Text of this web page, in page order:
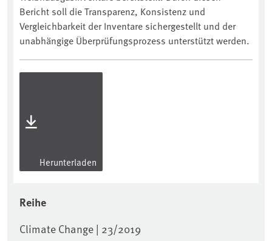
Bericht soll die Transparenz, Konsistenz und
Vergleichbarkeit der Inventare sichergestellt und der
unabhängige Überprüfungsprozess unterstützt werden.
Herunterladen
Reihe
Climate Change | 23/2019